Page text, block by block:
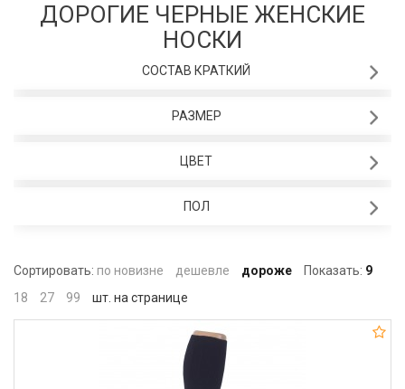
ДОРОГИЕ ЧЕРНЫЕ ЖЕНСКИЕ
НОСКИ
СОСТАВ КРАТКИЙ
РАЗМЕР
ЦВЕТ
ПОЛ
Сортировать: по новизне дешевле дороже Показать: 9
18
27 99 шт. на странице